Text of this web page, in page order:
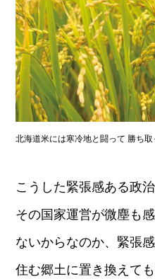
北海道米には寒冷地と闘って 勝ち
こうした緊張感ある政
その国家運営が微塵も
ないからなのか、緊張
住む郷土に置き換えて